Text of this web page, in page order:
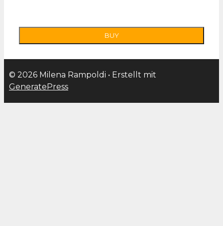
© 2026 Milena Rampoldi • Erstellt mit
GeneratePress